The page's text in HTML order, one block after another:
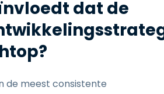
dat de
de meest consistente